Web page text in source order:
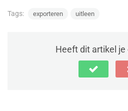
Tags: exporteren uitleen
Heeft dit artikel je